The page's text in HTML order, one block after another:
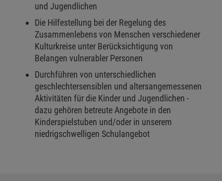
und Jugendlichen
Die Hilfestellung bei der Regelung des
Zusammenlebens von Menschen verschiedener
Kulturkreise unter Berücksichtigung von
Belangen vulnerabler Personen
Durchführen von unterschiedlichen
geschlechtersensiblen und altersangemessenen
Aktivitäten für die Kinder und Jugendlichen -
dazu gehören betreute Angebote in den
Kinderspielstuben und/oder in unserem
niedrigschwelligen Schulangebot